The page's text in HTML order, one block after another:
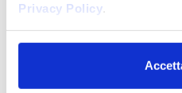
Privacy Policy